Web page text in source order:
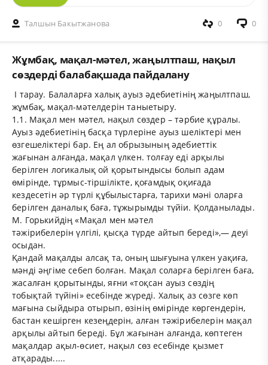
Талшын Бакытжанова 0
0
Жұмбақ, мақал-мәтел, жаңылтпаш, нақыл
сөздерді балабақшада пайдалану
І тарау. Балаларға халық ауыз әдебиетінің жаңылтпаш,
жұмбақ, мақал-мәтелдерін таныетыру.
1.1. Мақал мен мәтел, нақыл сөздер – тәрбие құралы.
Ауыз әдебиетінің басқа түрлеріне ауыз шеліктері мен
өзгешеліктері бар. Ең ал обрызының әдебиеттік
жағынан алғанда, мақал үлкен. толғау еді арқылы
берілген логикалық ой қорытындысы болып адам
өмірінде, тұрмыс-тіршілікте, қоғамдық оқиғада
кездесетін әр түрлі құбылыстарға, тарихи мәні оларға
берілген даналық баға, тұжырымды түйіи. Қолданылады.
М. Горькийдің «Мақал мен мәтел
тәжірибелерін үлгілі, қысқа түрде айтып береді»,— деуі
осыдан.
Қандай мақалды алсақ та, оның шығуына үлкен уақиға,
мәнді әңгіме себеп болған. Мақал соларға берілген баға,
жасалған қорытынды, яғни «тоқсан ауыз сөздің
тобықтай түйіні» есебінде жүреді. Халық аз сөзге көп
мағына сыйдыра отырып, өзінің өмірінде көргендерін,
бастан кешірген кезеңдерін, алған тәжірибелерін мақал
арқылы айтып береді. Бұл жағынан алғанда, көптеген
мақалдар ақыл-өсиет, нақыл сөз есебінде қызмет
атқарады.....